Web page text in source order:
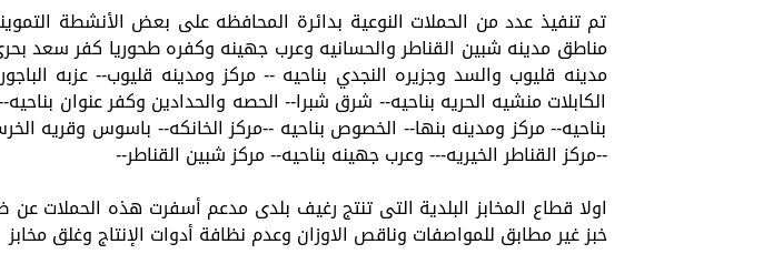
تم تنفيذ عدد من الحملات النوعية بدائرة المحافظه على بعض الأنشطة
مناطق مدينه شبين القناطر والحسانيه وعرب جهينه وكفره طحوريا كفر سعد
مدينه قليوب والسد وجزيره النجدي بناحيه -- مركز ومدينه قليوب-- عزبه
الكابلات منشيه الحريه بناحيه-- شرق شبرا-- الحصه والحدادين وكفر عنوان
بناحيه-- مركز ومدينه بنها-- الخصوص بناحيه --مركز الخانكه-- باسوس وقريه
--مركز القناطر الخيريه--- وعرب جهينه بناحيه-- مركز شبين القناطر--
خبز غير مطابق للمواصفات وناقص الاوزان وعدم نظافة أدوات الإنتاج وغلق مخابز